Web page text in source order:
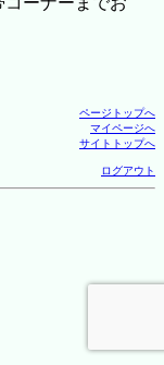
ページトップへ
マイページへ
サイトトップへ
ログアウト